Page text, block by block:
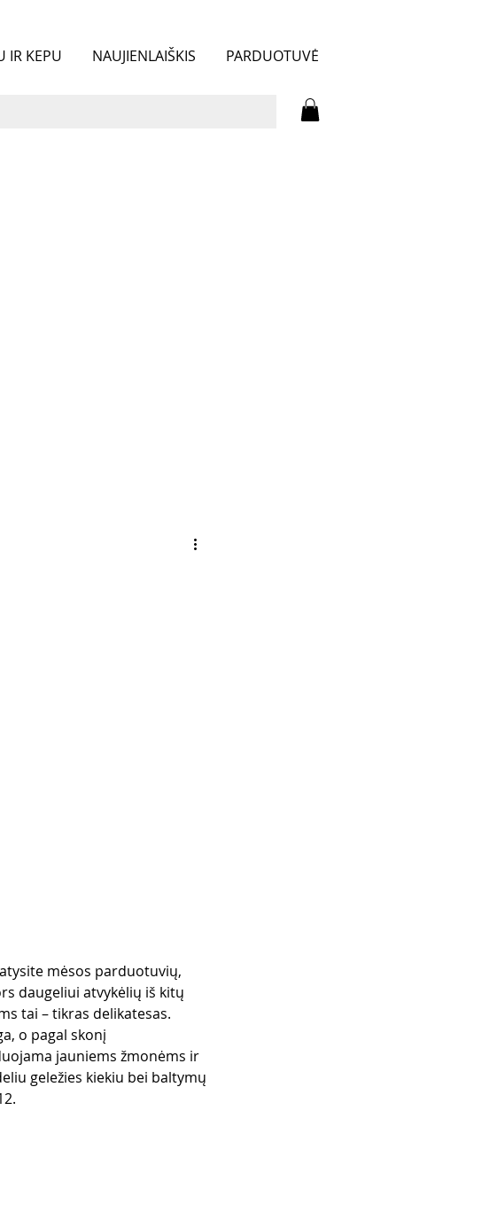
IR KEPU NAUJIENLAIŠKIS PARDUOTUVĖ
mėsos parduotuvių,
daugeliui atvykėlių iš kitų
tai – tikras delikatesas.
o pagal skonį
jauniems žmonėms ir
geležies kiekiu bei baltymų